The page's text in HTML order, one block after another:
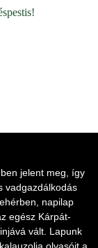
jelent meg, így
vadgazdálkodás
napilap
egész Kárpát-
vált. Lapunk
olvasóit a